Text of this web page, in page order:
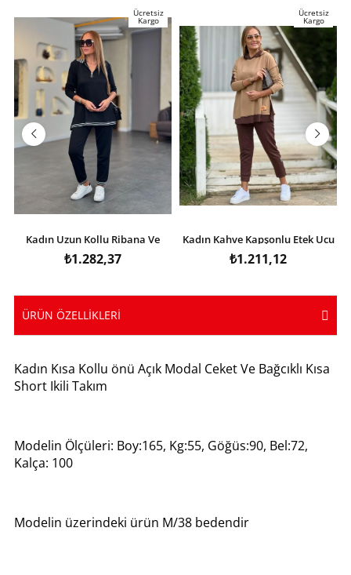
Ücretsiz
Kargo
Kadın Uzun Kollu Ribana Ve
Fermuar Detay Bluz Ve Yüksel
Bel Pantolon 2li Takım
₺1.282,37
Ücretsiz
Kargo
Kadın Kahve Kapşonlu Etek Ucu
Detay Arma Ters Dikiş
Gorunumlu Ikili Takım
₺1.211,12
ÜRÜN ÖZELLIKLERI
Kadın Kısa Kollu önü Açık Modal Ceket Ve Bağcıklı Kısa
Short Ikili Takım
Modelin Ölçüleri: Boy:165, Kg:55, Göğüs:90, Bel:72,
Kalça: 100
Modelin üzerindeki ürün M/38 bedendir